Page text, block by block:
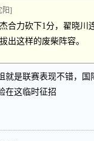
阳]
合力砍下1分，翟晓川
出这样的废柴阵容。
就是联赛表现不错，
在这临时征招